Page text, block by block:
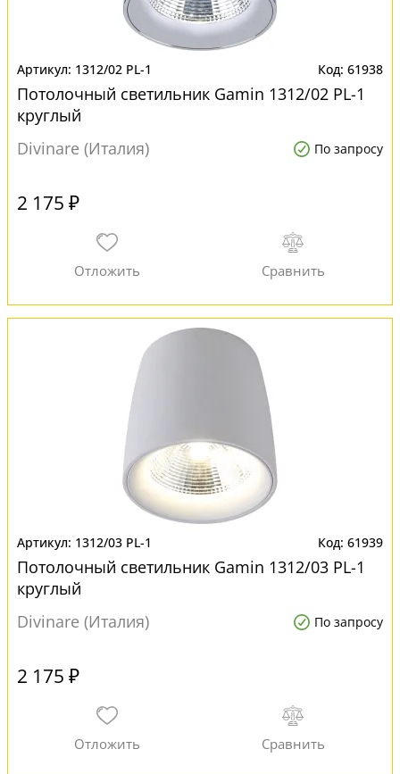
1312/02 PL-1 61938
Потолочный светильник Gamin 1312/02 PL-1
круглый
Divinare (Италия)
По запросу
2 175 ₽
1312/03 PL-1 61939
Потолочный светильник Gamin 1312/03 PL-1
круглый
Divinare (Италия)
По запросу
2 175 ₽